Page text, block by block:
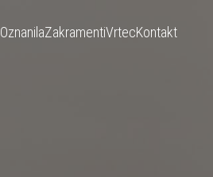
OznanilaZakramentiVrtecKontakt